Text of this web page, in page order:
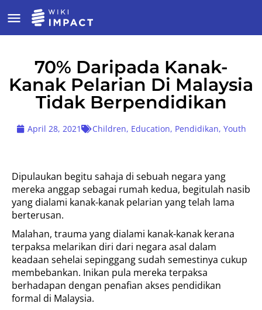
70% Daripada Kanak-
Kanak Pelarian Di Malaysia
Tidak Berpendidikan
April 28, 2021 Children, Education, Pendidikan, Youth
Dipulaukan begitu sahaja di sebuah negara yang
mereka anggap sebagai rumah kedua, begitulah nasib
yang dialami kanak-kanak pelarian yang telah lama
berterusan.
Malahan, trauma yang dialami kanak-kanak kerana
terpaksa melarikan diri dari negara asal dalam
keadaan sehelai sepinggang sudah semestinya cukup
membebankan. Inikan pula mereka terpaksa
berhadapan dengan penafian akses pendidikan
formal di Malaysia.